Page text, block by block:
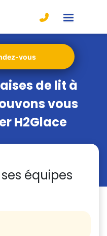
vous
de lit à
vous
H2Glace
équipes